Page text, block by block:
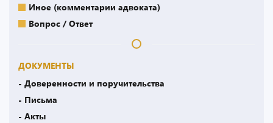
Иное (комментарии адвоката)
Вопрос / Ответ
ДОКУМЕНТЫ
- Доверенности и поручительства
- Письма
- Акты